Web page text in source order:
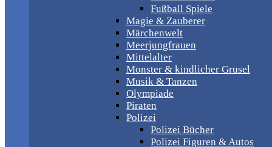
Fußball Spiele
Magie & Zauberer
Märchenwelt
Meerjungfrauen
Mittelalter
Monster & kindlicher Grusel
Musik & Tanzen
Olympiade
Piraten
Polizei
Polizei Bücher
Polizei Figuren & Autos